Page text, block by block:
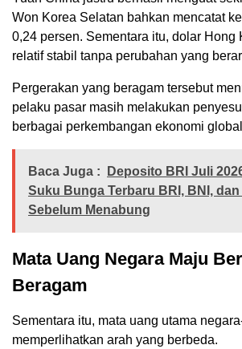
Won Korea Selatan bahkan mencatat
0,24 persen. Sementara itu, dolar Hong
relatif stabil tanpa perubahan yang
Pergerakan yang beragam tersebut
pelaku pasar masih melakukan
berbagai perkembangan ekonomi
Baca Juga :
Deposito BRI Juli
Suku Bunga Terbaru BRI, BNI,
Sebelum Menabung
Mata Uang Negara Maju
Beragam
Sementara itu, mata uang utama
memperlihatkan arah yang berbeda.